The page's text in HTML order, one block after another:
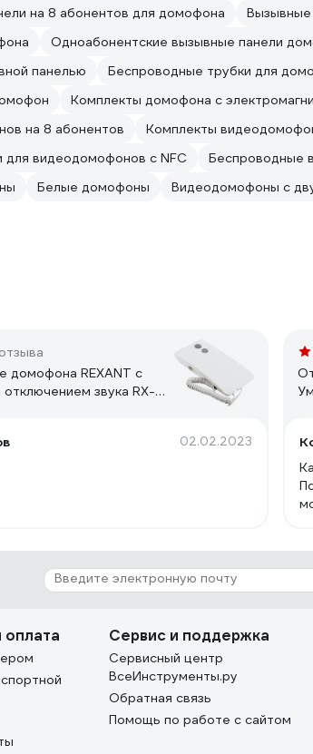
на 8 абонентов для домофона
Вызывные
Одноабонентские вызывные панели
панелью Беспроводные трубки для
Комплекты домофона с
на 8 абонентов
Комплекты
для видеодомофонов с NFC
Беспроводные
Белые домофоны
Видеодомофоны с
домофона REXANT с
звука RX-
02.02.2023
оплата Сервис и поддержка
Сервисный центр
ВсеИнструменты.ру
Обратная связь
Помощь по работе с сайтом